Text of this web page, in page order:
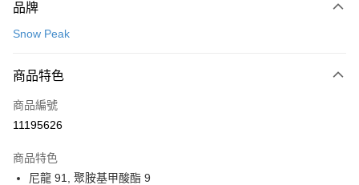
信用卡一次付款
Apple Pay
悠遊付
7-11取貨(快速到店)
品牌
Snow Peak
商品特色
商品編號
11195626
商品特色
尼龍 91, 聚胺基甲酸酯 9